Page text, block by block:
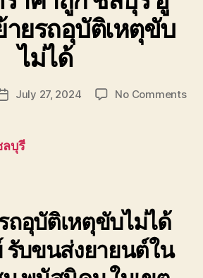
ยรถอุบัติเหตุขับ
ไม่ได้
PostJuly 27, 2024 No Commentson
บุรี
ถอุบัติเหตุขับไม่ได้
รับขนส่งยายนต์ใน